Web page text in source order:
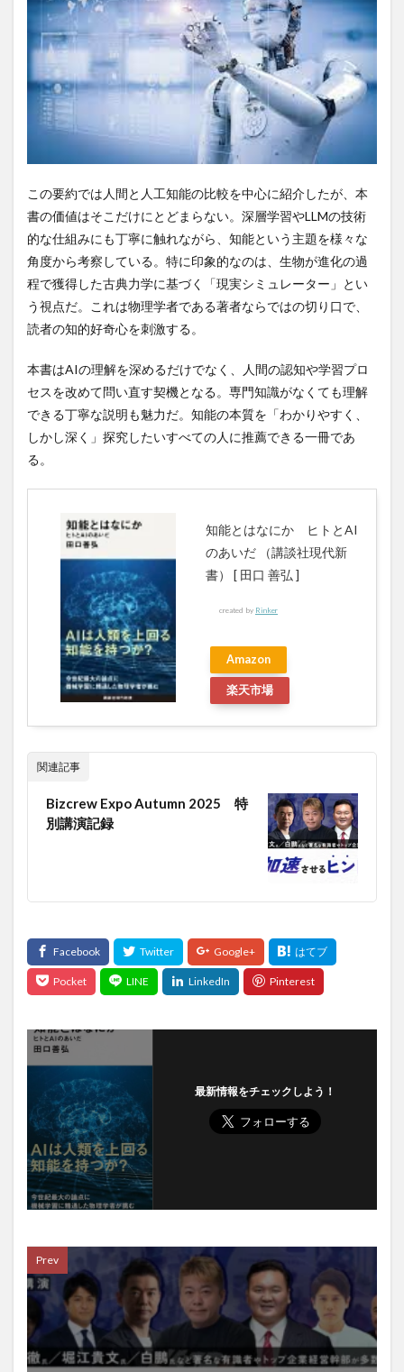
量産工場 金 金の亡者
金の青汁
金保有国
金利リスク管理
金利上昇
金利差拡大
金匮肾气丸
金属製避難はしご
金本位制 金本位制度
金沢
金沢和樹
金融政策
金融政策正常化
金融緩和
鈴木康博 鈴木琢巳
鉄分補給ゼリー
鉄欠乏性貧血
鉄砲隊 鉄道旅
鉱工業生産指数
銀座血液検査ラボ
銀行 鍼シール
鍼灸
鎌状赤血球貧血
長寿 長寿の秘密
長寿の秘訣
長寿村
長寿社会 長寿遺伝子
長寿食
長期分散投資
長期政権 長期断食
閉塞隅角緑内障
閉経
開放隅角緑内障
間宮林蔵
関東電気保安協会
阿波おどり会館
限界突破
陰性
陰性証明書 陰陽
陰陽五行
陰陽別ガン
陽性者 陽明学
隙間時間
集中学習
雇用保険法 雇用統計
雑穀米
難易度
難関資格
電動歯ブラシ
電気の基礎理論
電気主任技術者
電気事業法
電気工事
電気工事士
電気工事士のメリット
電気工事士の勉強法
電気設備
電験三種
青パパイヤ
青汁
青汁デトックス
青汁王子
非言語コミュニケーション
音楽療法
頭皮マッサージ
類似性の原則
食べる投資
食べ合わせ 食べ物
食べ過ぎ
食事
食事法 食事療法 食事術
食品
食堂最北端
食文化 食欲不振
食物繊維
飲酒の科学
飲食ビジネス 飼料米
養液栽培
養生法
養生訓 養蜂作業
養蜂家
養蜂技術
養蜂業
骨博士
骨密度
高インフレ
高付加価値な作物
高度経済成長
高橋誠 高機能浄水器
高温調理
高知
高純度NMN 高級官僚
高血圧
高血糖
高設栽培 高野山
高金利通貨
高麗人参
高齢出産 高齢者 髪の毛
鬱
鬼神学
魚沼 鯛めし 鰹藁焼き
鳴門
この要約では人間と人工知能の比較を中心に紹介したが、本
書の価値はそこだけにとどまらない。深層学習やLLMの技術
的な仕組みにも丁寧に触れながら、知能という主題を様々な
角度から考察している。特に印象的なのは、生物が進化の過
程で獲得した古典力学に基づく「現実シミュレーター」とい
う視点だ。これは物理学者である著者ならではの切り口で、
読者の知的好奇心を刺激する。
本書はAIの理解を深めるだけでなく、人間の認知や学習プロ
セスを改めて問い直す契機となる。専門知識がなくても理解
できる丁寧な説明も魅力だ。知能の本質を「わかりやすく、
しかし深く」探究したいすべての人に推薦できる一冊であ
る。
知能とはなにか ヒトとAI
のあいだ （講談社現代新
書） [ 田口 善弘 ]
created by Rinker
Amazon
楽天市場
関連記事
Bizcrew Expo Autumn 2025 特
別講演記録
最新情報をチェックしよう！
Prev